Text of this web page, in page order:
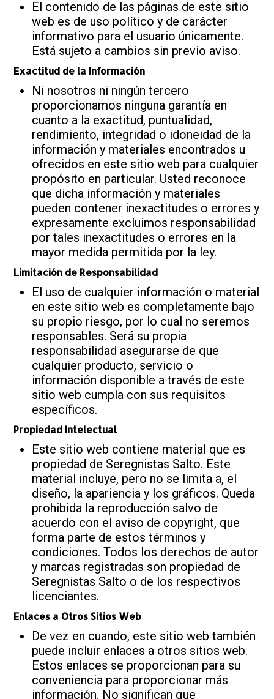
El contenido de las páginas de este sitio
web es de uso político y de carácter
informativo para el usuario únicamente.
Está sujeto a cambios sin previo aviso.
Exactitud de la Información
Ni nosotros ni ningún tercero
proporcionamos ninguna garantía en
cuanto a la exactitud, puntualidad,
rendimiento, integridad o idoneidad de la
información y materiales encontrados u
ofrecidos en este sitio web para cualquier
propósito en particular. Usted reconoce
que dicha información y materiales
pueden contener inexactitudes o errores y
expresamente excluimos responsabilidad
por tales inexactitudes o errores en la
mayor medida permitida por la ley.
Limitación de Responsabilidad
El uso de cualquier información o material
en este sitio web es completamente bajo
su propio riesgo, por lo cual no seremos
responsables. Será su propia
responsabilidad asegurarse de que
cualquier producto, servicio o
información disponible a través de este
sitio web cumpla con sus requisitos
específicos.
Propiedad Intelectual
Este sitio web contiene material que es
propiedad de Seregnistas Salto. Este
material incluye, pero no se limita a, el
diseño, la apariencia y los gráficos. Queda
prohibida la reproducción salvo de
acuerdo con el aviso de copyright, que
forma parte de estos términos y
condiciones. Todos los derechos de autor
y marcas registradas son propiedad de
Seregnistas Salto o de los respectivos
licenciantes.
Enlaces a Otros Sitios Web
De vez en cuando, este sitio web también
puede incluir enlaces a otros sitios web.
Estos enlaces se proporcionan para su
conveniencia para proporcionar más
información. No significan que